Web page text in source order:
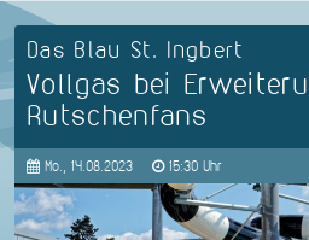
Das Blau St. Ingbert
Vollgas bei
Rutschenfans
Mo., 14.08.2023 15:30 Uhr